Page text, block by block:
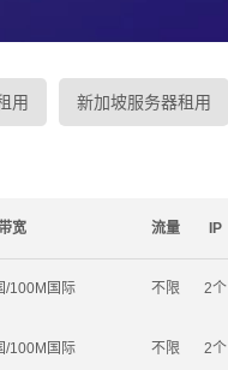
用 新加坡服务器租用
宽 流量 IP
/100M国际 不限 2个
/100M国际 不限 2个